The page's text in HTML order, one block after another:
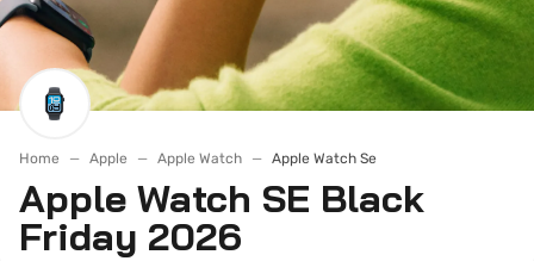
Home Apple Apple Watch Apple Watch Se
Apple Watch SE Black
Friday 2026